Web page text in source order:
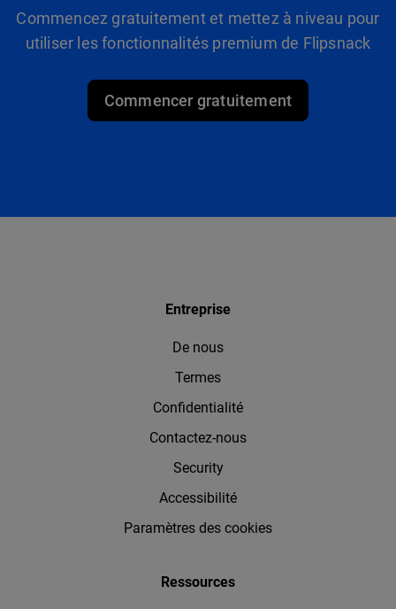
Commencez gratuitement et mettez à niveau pour
utiliser les fonctionnalités premium de Flipsnack
Commencer gratuitement
Entreprise
De nous
Termes
Confidentialité
Contactez-nous
Security
Accessibilité
Paramètres des cookies
Ressources